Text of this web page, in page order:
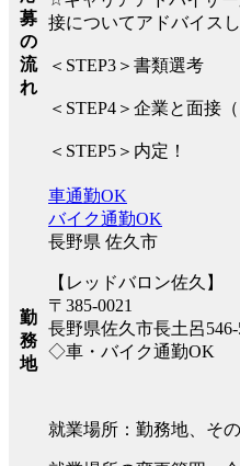
募
の
流
れ
接についてアドバイスし
＜STEP3＞書類選考
＜STEP4＞企業と面接（
＜STEP5＞内定！
勤
務
地
車通勤OK
バイク通勤OK
長野県 佐久市
【レッドバロン佐久】
〒385-0021
長野県佐久市長土呂546-
◇車・バイク通勤OK
就業場所：勤務地、そ